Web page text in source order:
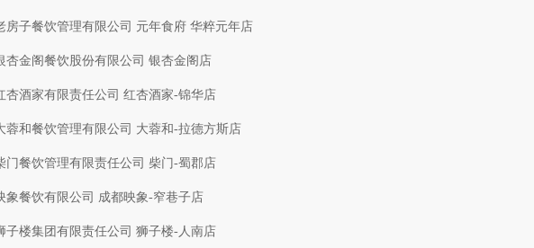
房子餐饮管理有限公司 元年食府 华粹元年店
杏金阁餐饮股份有限公司 银杏金阁店
杏酒家有限责任公司 红杏酒家-锦华店
蓉和餐饮管理有限公司 大蓉和-拉德方斯店
门餐饮管理有限责任公司 柴门-蜀郡店
象餐饮有限公司 成都映象-窄巷子店
子楼集团有限责任公司 狮子楼-人南店